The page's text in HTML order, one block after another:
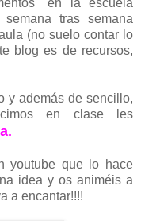
en la escuela
tras semana
(no suelo contar lo
blog es de recursos,
y además de sencillo,
en clase les
youtube que lo hace
idea y os animéis a
a encantar!!!!